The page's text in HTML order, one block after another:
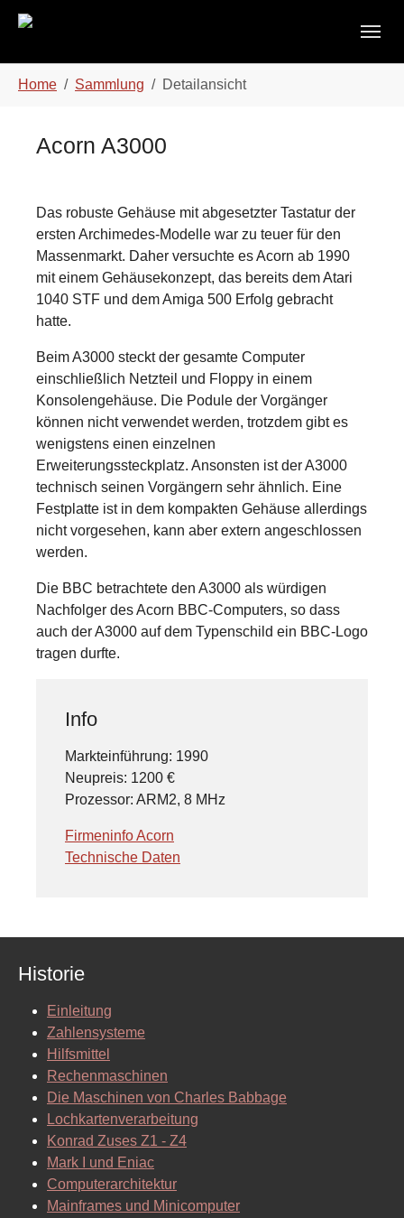
Home Sammlung Detailansicht
Acorn A3000
Das robuste Gehäuse mit abgesetzter Tastatur der
ersten Archimedes-Modelle war zu teuer für den
Massenmarkt. Daher versuchte es Acorn ab 1990
mit einem Gehäusekonzept, das bereits dem Atari
1040 STF und dem Amiga 500 Erfolg gebracht
hatte.
Beim A3000 steckt der gesamte Computer
einschließlich Netzteil und Floppy in einem
Konsolengehäuse. Die Podule der Vorgänger
können nicht verwendet werden, trotzdem gibt es
wenigstens einen einzelnen
Erweiterungssteckplatz. Ansonsten ist der A3000
technisch seinen Vorgängern sehr ähnlich. Eine
Festplatte ist in dem kompakten Gehäuse allerdings
nicht vorgesehen, kann aber extern angeschlossen
werden.
Die BBC betrachtete den A3000 als würdigen
Nachfolger des Acorn BBC-Computers, so dass
auch der A3000 auf dem Typenschild ein BBC-Logo
tragen durfte.
Info
Markteinführung: 1990
Neupreis: 1200 €
Prozessor: ARM2, 8 MHz
Firmeninfo Acorn
Technische Daten
Historie
Einleitung
Zahlensysteme
Hilfsmittel
Rechenmaschinen
Die Maschinen von Charles Babbage
Lochkartenverarbeitung
Konrad Zuses Z1 - Z4
Mark I und Eniac
Computerarchitektur
Mainframes und Minicomputer